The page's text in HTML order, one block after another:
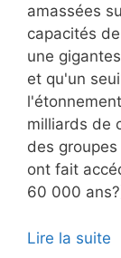
amassées
capacités
une
et qu'un
milliards de
des
ont fait
60 000
Lire la suite